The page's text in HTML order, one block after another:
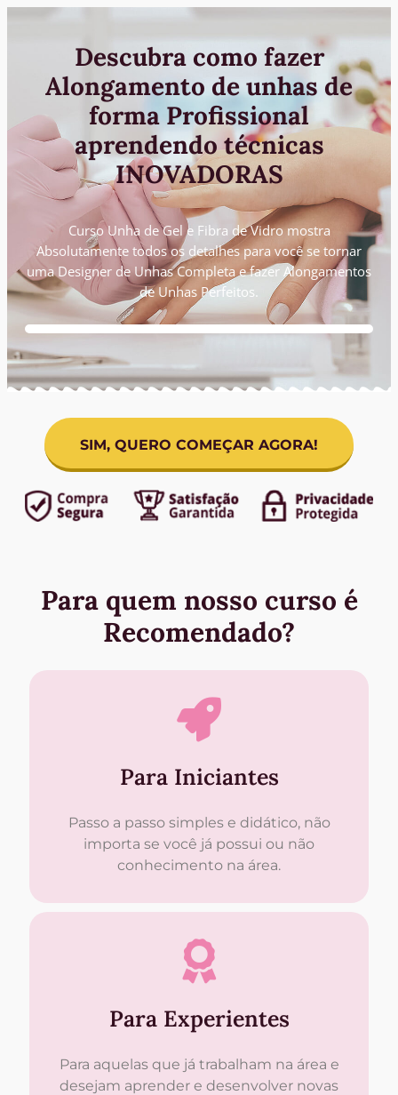
Descubra como fazer
Alongamento de unhas de
forma Profissional
aprendendo técnicas
INOVADORAS
Curso Unha de Gel e Fibra de Vidro mostra
Absolutamente todos os detalhes para você se tornar
uma Designer de Unhas Completa e fazer Alongamentos
de Unhas Perfeitos.
SIM, QUERO COMEÇAR AGORA!
Para quem nosso curso é
Recomendado?
Para Iniciantes
Passo a passo simples e didático, não
importa se você já possui ou não
conhecimento na área.
Para Experientes
Para aquelas que já trabalham na área e
desejam aprender e desenvolver novas